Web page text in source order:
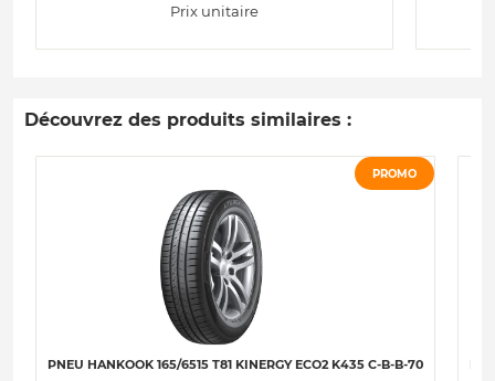
Prix unitaire
Découvrez des produits similaires :
PROMO
PNEU HANKOOK 165/6515 T81 KINERGY ECO2 K435 C-B-B-70